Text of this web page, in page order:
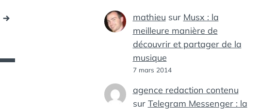
mathieu sur Musx : la
meilleure manière de
découvrir et partager de la
musique
7 mars 2014
agence redaction contenu
sur Telegram Messenger : la